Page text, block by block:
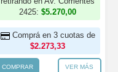
2425: $5.270,00
Comprá en 3 cuotas de
$2.273,33
COMPRAR VER MÁS